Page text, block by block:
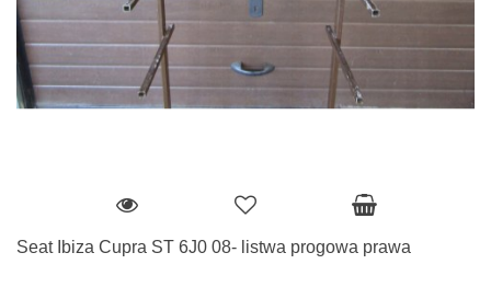
Seat Ibiza Cupra ST 6J0 08- listwa progowa prawa